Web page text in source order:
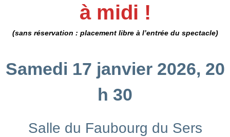
à midi !
(sans réservation : placement libre à l’entrée du spectacle)
Samedi 17 janvier 2026, 20
h 30
Salle du Faubourg du Sers